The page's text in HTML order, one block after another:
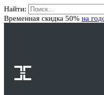
Найти:
Временная скидка 50% на